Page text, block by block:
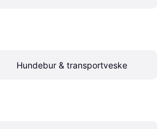
Hundebur & transportveske